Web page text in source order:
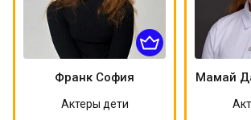
Франк София
Актеры дети
Мамай